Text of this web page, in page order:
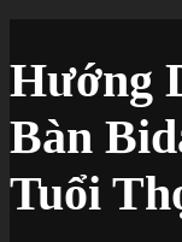
Hướng
Bàn
Tuổi